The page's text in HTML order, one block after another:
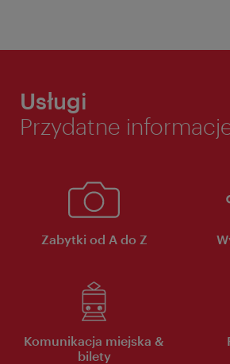
Usługi
Przydatne
Zabytki od A do Z
Komunikacja miejska &
bilety